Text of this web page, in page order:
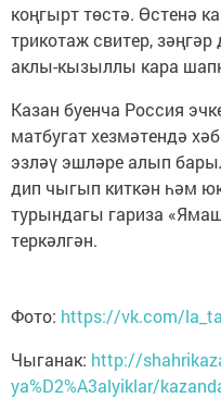
коңгырт төстә. Өстенә
трикотаж свитер,
аклы-кызыллы кара
Казан буенча Россия
матбугат хезмәтендә
эзләү эшләре алып
дип чыгып киткән һәм
турындагы гариза
теркәлгән.
Фото: https://vk.com/
Чыганак: http://
ya%D2%A3alyiklar/